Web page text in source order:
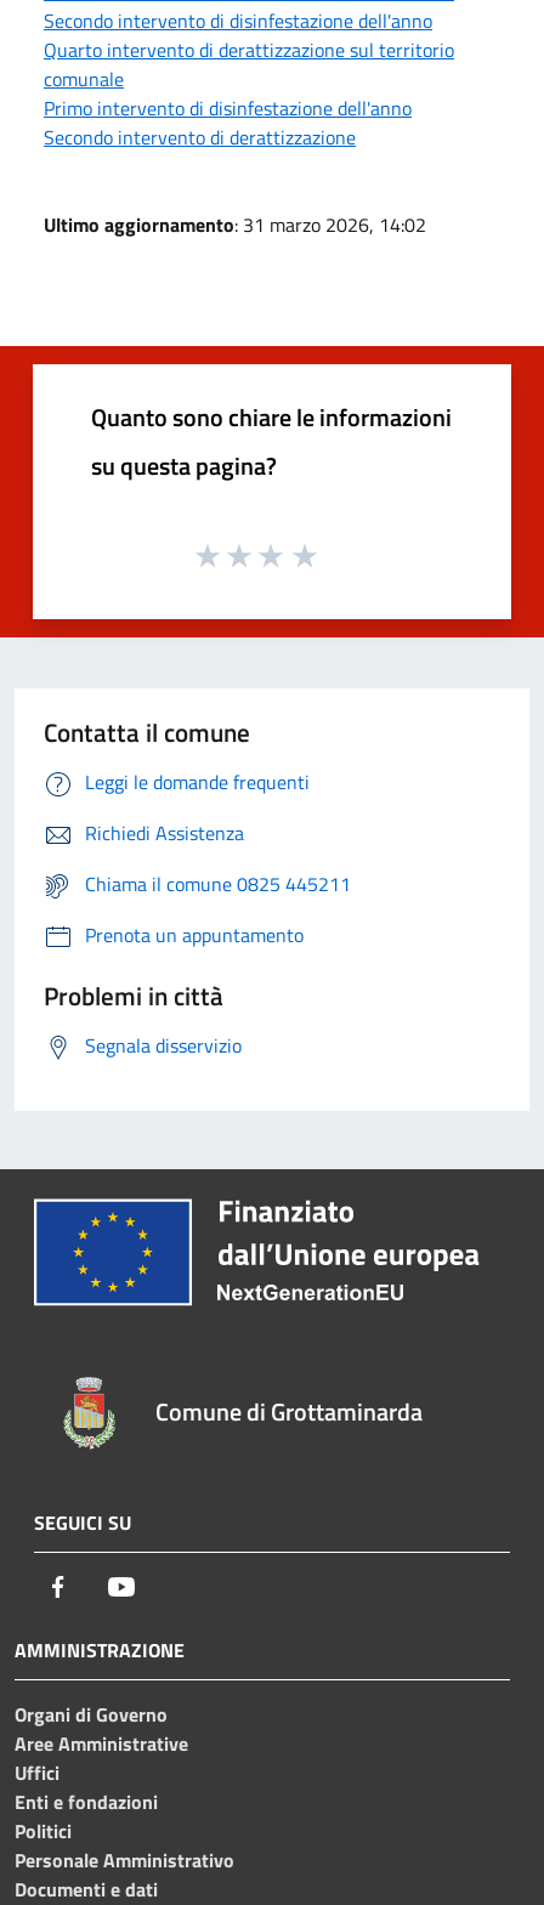
Secondo intervento di disinfestazione dell'anno
Quarto intervento di derattizzazione sul territorio
comunale
Primo intervento di disinfestazione dell'anno
Secondo intervento di derattizzazione
Ultimo aggiornamento: 31 marzo 2026, 14:02
Quanto sono chiare le informazioni
su questa pagina?
Contatta il comune
Leggi le domande frequenti
Richiedi Assistenza
Chiama il comune 0825 445211
Prenota un appuntamento
Problemi in città
Segnala disservizio
Comune di Grottaminarda
SEGUICI SU
Facebook
AMMINISTRAZIONE
Organi di Governo
Aree Amministrative
Uffici
Enti e fondazioni
Politici
Personale Amministrativo
Documenti e dati